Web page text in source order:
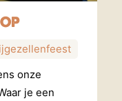
onze
je een